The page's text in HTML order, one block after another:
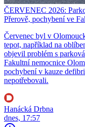
ČERVENEC 2026:
Přerově, pochybení ve
Červenec byl v
tepot, například na
objevil problém s
Fakultní nemocnice
pochybení v kauze
nepotřebovali.
Hanácká Drbna
dnes, 17:57